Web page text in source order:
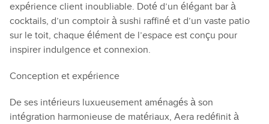
expérience client inoubliable. Doté d’un élégant bar à
cocktails, d’un comptoir à sushi raffiné et d’un vaste patio
sur le toit, chaque élément de l’espace est conçu pour
inspirer indulgence et connexion.
Conception et expérience
De ses intérieurs luxueusement aménagés à son
intégration harmonieuse de matériaux, Aera redéfinit à